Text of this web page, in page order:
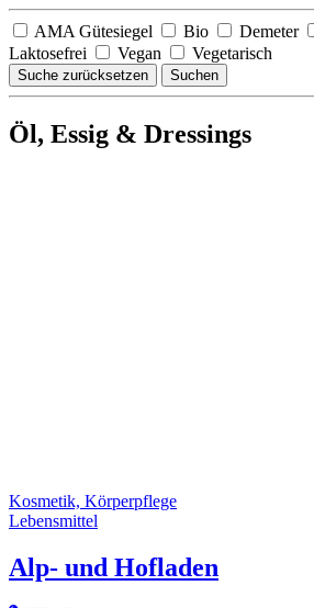
AMA Gütesiegel Bio Demeter
Laktosefrei
Vegan Vegetarisch
Suche zurücksetzen Suchen
Öl, Essig & Dressings
Kosmetik, Körperpflege
Lebensmittel
Alp- und Hofladen